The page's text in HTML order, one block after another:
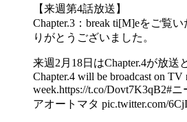
【来週第4話放送】
Chapter.3：break ti[M]eをご覧
りがとうございました。
来週2月18日はChapter.4が放送
Chapter.4 will be broadcast on TV
week.https://t.co/Dovt7K3qB2#
アオートマタ pic.twitter.com/